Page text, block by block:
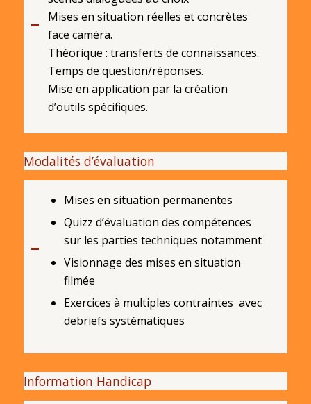
Mises en situation réelles et concrètes
face caméra.
Théorique : transferts de connaissances.
Temps de question/réponses.
Mise en application par la création
d’outils spécifiques.
Modalités d’évaluation
Mises en situation permanentes
Quizz d’évaluation des compétences
sur les parties techniques notamment
Visionnage des mises en situation
filmée
Exercices à multiples contraintes avec
debriefs systématiques
Information Handicap